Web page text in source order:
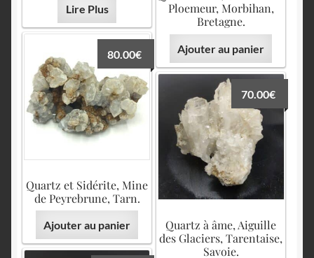
Lire Plus
Ploemeur, Morbihan,
Bretagne.
Ajouter au panier
Quartz et Sidérite, Mine
de Peyrebrune, Tarn.
80.00€
Ajouter au panier
Quartz à âme, Aiguille
des Glaciers, Tarentaise,
Savoie.
70.00€